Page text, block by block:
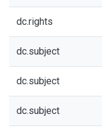
dc.rights
dc.subject
dc.subject
dc.subject